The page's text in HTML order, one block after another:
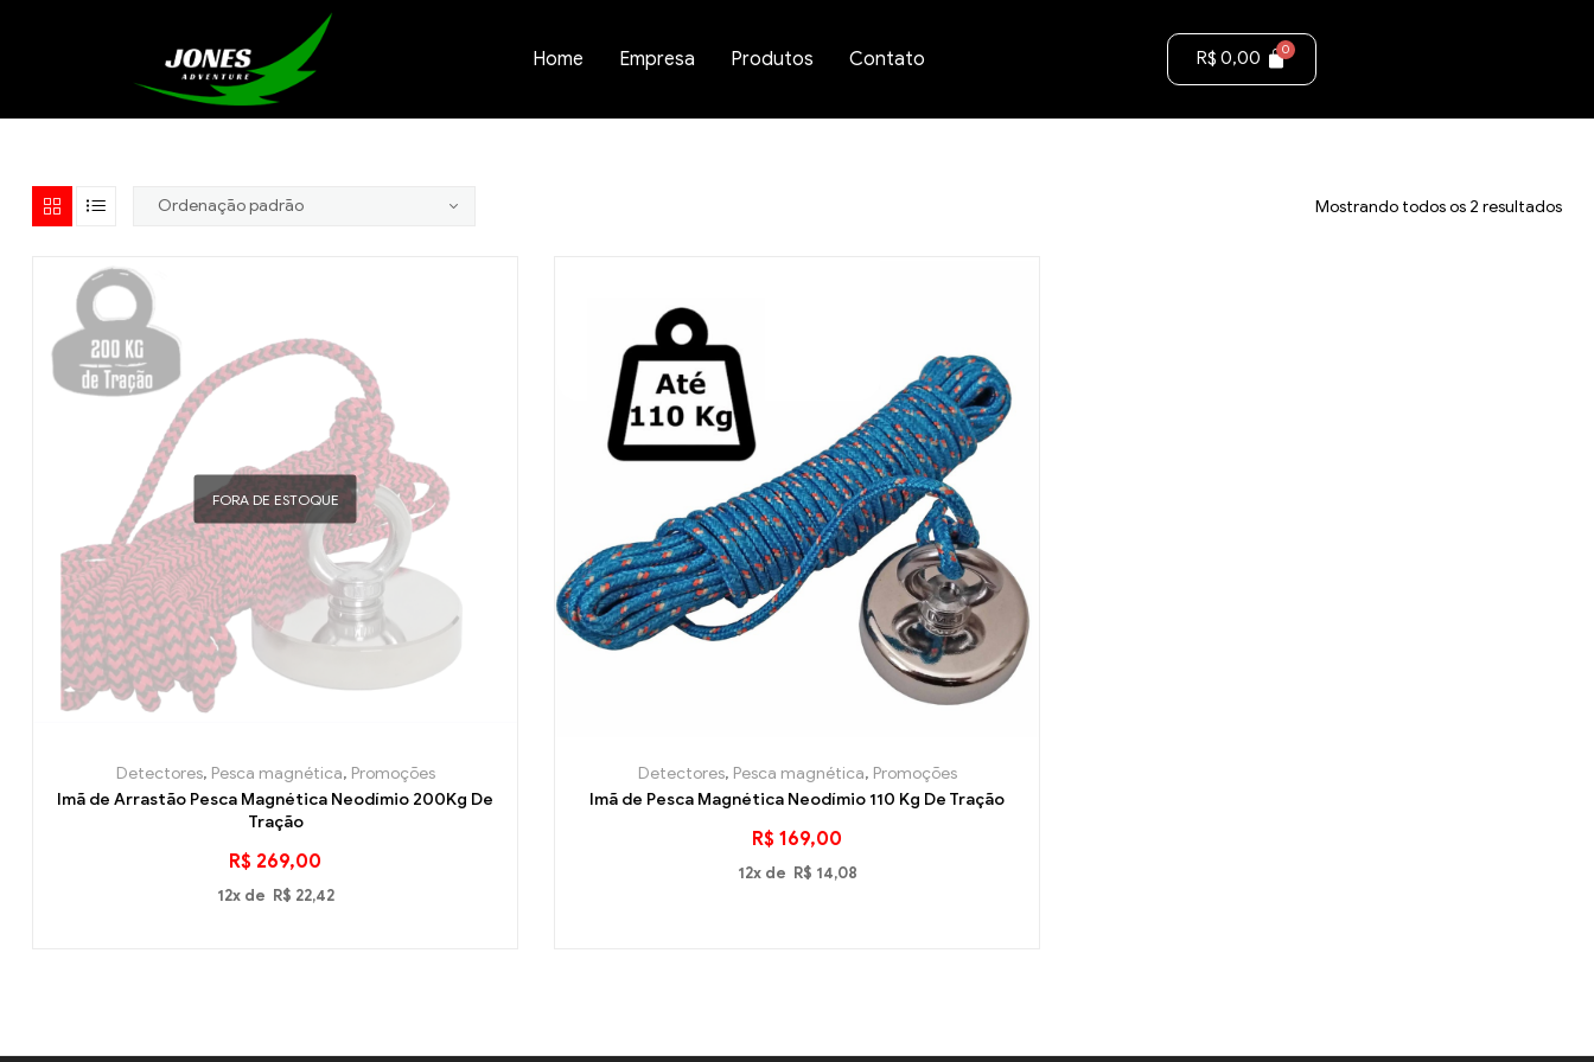
Home Empresa Produtos Contato R$ 0,00
Mostrando todos os 2 resultados
FORA DE ESTOQUE
Detectores, Pesca magnética, Promoções
Imã de Arrastão Pesca Magnética Neodímio 200Kg De
Tração
R$ 269,00
12x de R$ 22,42
Detectores, Pesca magnética, Promoções
Imã de Pesca Magnética Neodímio 110 Kg De Tração
R$ 169,00
12x de R$ 14,08